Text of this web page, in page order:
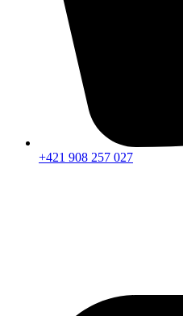
+421 908 257 027